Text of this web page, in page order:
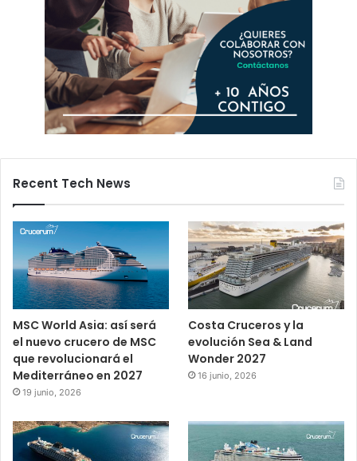
Recent Tech News
MSC World Asia: así será
el nuevo crucero de MSC
que revolucionará el
Mediterráneo en 2027
19 junio, 2026
Costa Cruceros y la
evolución Sea & Land
Wonder 2027
16 junio, 2026